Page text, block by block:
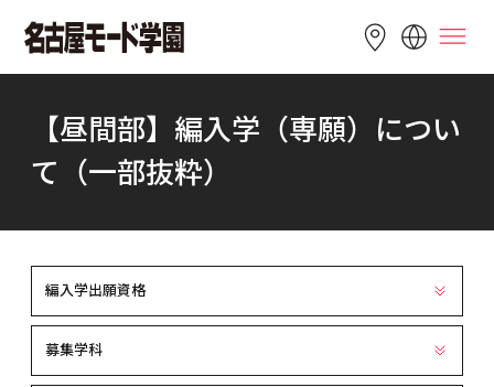
LANGUAGE
English 简体中文 繁體中文
【昼間部】編入学（専願）につい
て（一部抜粋）
編入学出願資格
募集学科